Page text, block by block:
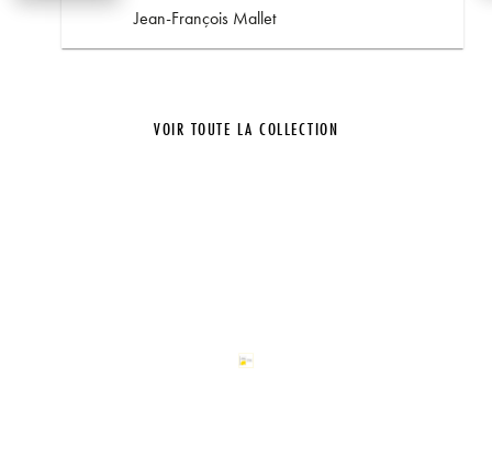
Jean-François Mallet
VOIR TOUTE LA COLLECTION